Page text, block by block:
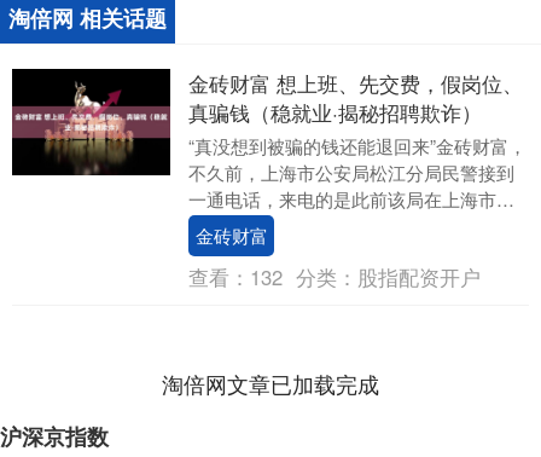
淘倍网 相关话题
金砖财富 想上班、先交费，假岗位、
真骗钱（稳就业·揭秘招聘欺诈）
“真没想到被骗的钱还能退回来”金砖财富，
不久前，上海市公安局松江分局民警接到
一通电话，来电的是此前该局在上海市公
安局刑侦总队指导下办理的一起“招转培”案
件中的受....
金砖财富
查看： 132 分类： 股指配资开户
淘倍网文章已加载完成
沪深京指数